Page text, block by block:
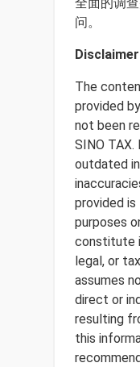
问。
Disclaimer
The
provided
not been
SINO
outdated
provided
purposes
constitute
legal, or
assumes
direct or
resulting
this